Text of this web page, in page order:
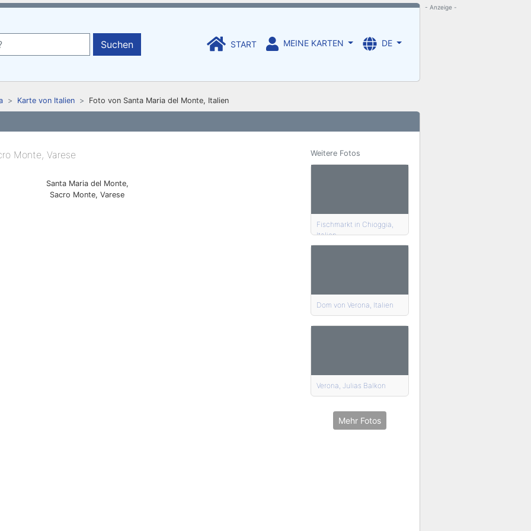
Suchen START MEINE KARTEN DE
Karte von Italien Foto von Santa Maria del Monte, Italien
Santa Maria del Monte,
Sacro Monte, Varese
Weitere Fotos
Fischmarkt in Chioggia,
Italien
Dom von Verona, Italien
Verona, Julias Balkon
Mehr Fotos
- Anzeige -